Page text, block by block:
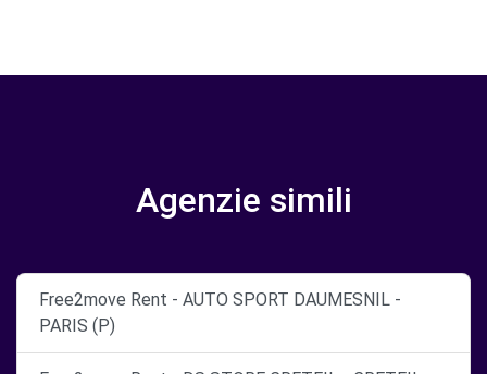
Agenzie simili
Free2move Rent - AUTO SPORT DAUMESNIL -
PARIS (P)